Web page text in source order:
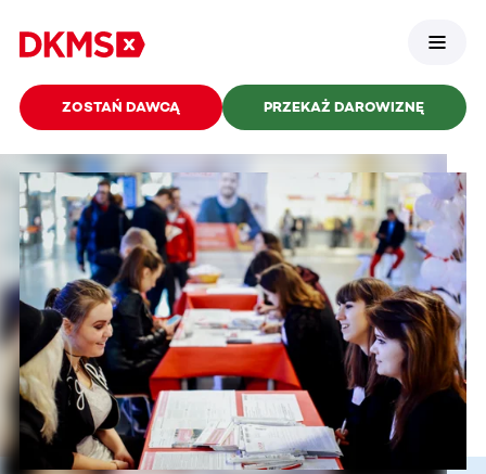
ZOSTAŃ DAWCĄ PRZEKAŻ DAROWIZNĘ